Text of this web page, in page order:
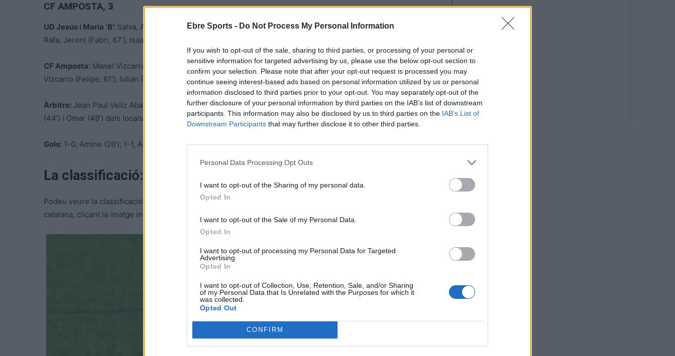
Ebre Sports - Do Not Process My Personal Information
If you wish to opt-out of the sale, sharing to third parties, or processing of your personal or
sensitive information for targeted advertising by us, please use the below opt-out section to
confirm your selection. Please note that after your opt-out request is processed you may
continue seeing interest-based ads based on personal information utilized by us or personal
information disclosed to third parties prior to your opt-out. You may separately opt-out of the
further disclosure of your personal information by third parties on the IAB’s list of downstream
participants. This information may also be disclosed by us to third parties on the IAB’s List of
Downstream Participants that may further disclose it to other third parties.
Personal Data Processing Opt Outs
I want to opt-out of the Sharing of my personal data.
Opted In
I want to opt-out of the Sale of my Personal Data.
Opted In
I want to opt-out of processing my Personal Data for Targeted
Advertising.
Opted In
I want to opt-out of Collection, Use, Retention, Sale, and/or Sharing
of my Personal Data that Is Unrelated with the Purposes for which it
was collected.
Opted Out
CONFIRM
CF AMPOSTA, 3
UD Jesús i Maria ‘B’: Salva, Ahmed, Ronald (Joel, 76’), Omar (Roger, 69’), Amine, Pardo, Pau Marin, Regolf,
Rafa, Jeroni (Fabri, 67’), Isaac.
CF Amposta: Manel Vizcarro, Calleja (Johan, 61’), Dani Bel, Ian, Jonathan (Arnau, 45’), Marc López, Aleix
Vizcarro (Felipe, 61’), Iulian (Tomàs, 61’), Becerra, Eric, Nico (Denys, 75’).
Àrbitre: Jean Paul Veliz Abanto, del comitè tècnic arbitral ebrenc. Amonestacions per a Isaac (12’), Ronald
(44’) i Omar (49’) dels locals i per a Calleja (4’), Aleix Vizcarro (39’) i Iulian (42’) dels visitants.
Gols: 1-0, Amine (26’); 1-1, Aleix Vizcarro (33’); 1-2, Becerra (63’); 1-3, Felipe (71’).
La classificació:
Podeu veure la classificació després de disputar-se la primera jornada al grup primera de la tercera
catalana, clicant la imatge inferior: